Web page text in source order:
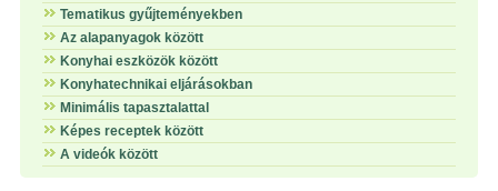
Tematikus gyűjteményekben
Az alapanyagok között
Konyhai eszközök között
Konyhatechnikai eljárásokban
Minimális tapasztalattal
Képes receptek között
A videók között